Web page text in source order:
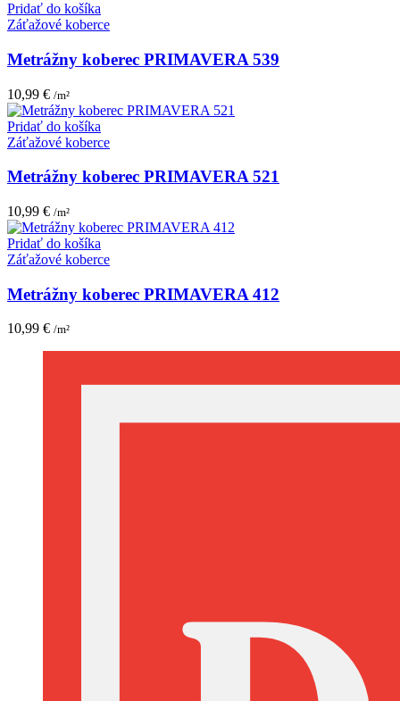
Pridať do košíka
Záťažové koberce
Metrážny koberec PRIMAVERA 539
10,99 € /m²
Pridať do košíka
Záťažové koberce
Metrážny koberec PRIMAVERA 521
10,99 € /m²
Pridať do košíka
Záťažové koberce
Metrážny koberec PRIMAVERA 412
10,99 € /m²